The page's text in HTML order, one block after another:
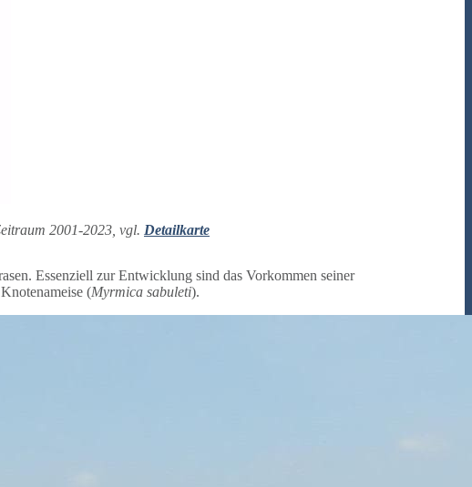
2001-2023, vgl. Detailkarte
Essenziell zur Entwicklung sind das Vorkommen seiner
(Myrmica sabuleti).